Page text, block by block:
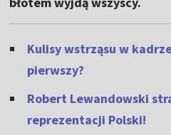
Kulisy wstrząsu w
pierwszy?
Robert Lewandowski
reprezentacji Polski!